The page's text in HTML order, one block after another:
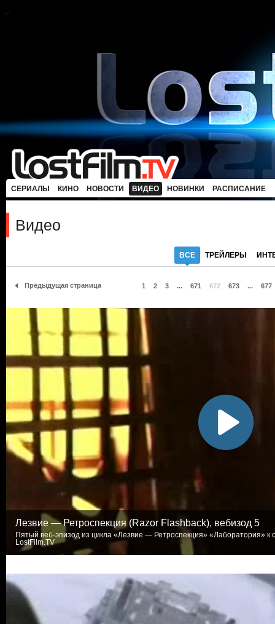
СЕРИАЛЫ КИНО НОВОСТИ ВИДЕО НОВИНКИ РАСПИСАНИЕ
Видео
ВСЕ ТРЕЙЛЕРЫ
Предыдущая страница 1 2 3 ... 671 672 673 ... 677
Лезвие — Ретроспекция (Razor Flashback), вебизод 5
Пятый веб-эпизод из цикла «Лезвие — Ретроспекция» «Лаборатория» к
LostFilm.TV